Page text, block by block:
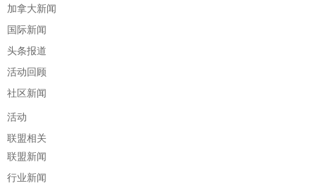
加拿大新闻
国际新闻
头条报道
活动回顾
社区新闻
活动
联盟相关
联盟新闻
行业新闻